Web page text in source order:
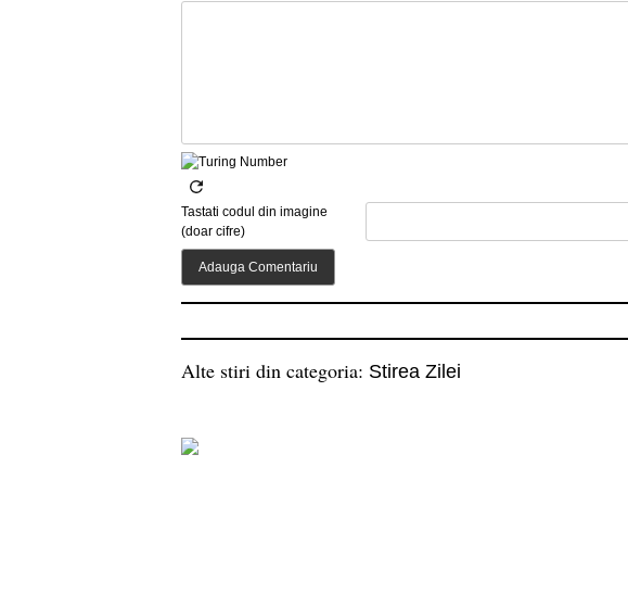
Tastati codul din imagine
(doar cifre)
Alte stiri din categoria: Stirea Zilei